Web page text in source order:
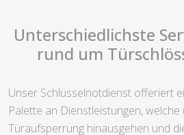
Unterschiedlichste
rund um
Unser Schlüsselnotdienst offeriert
Palette an Dienstleistungen,
Türaufsperrung hinausgehen und